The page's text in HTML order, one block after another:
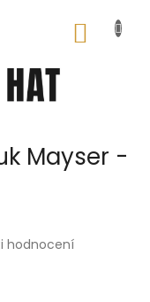
Mayser -
hodnocení